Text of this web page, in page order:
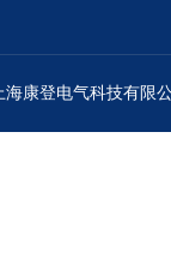
海康登电气科技有限